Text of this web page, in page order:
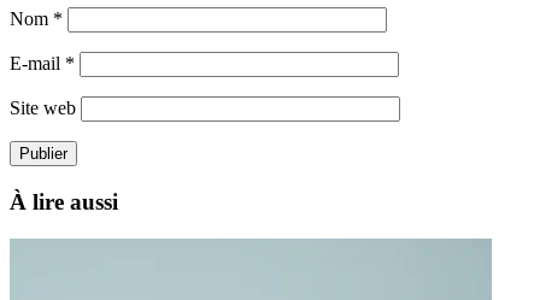
Nom *
E-mail *
Site web
À lire aussi